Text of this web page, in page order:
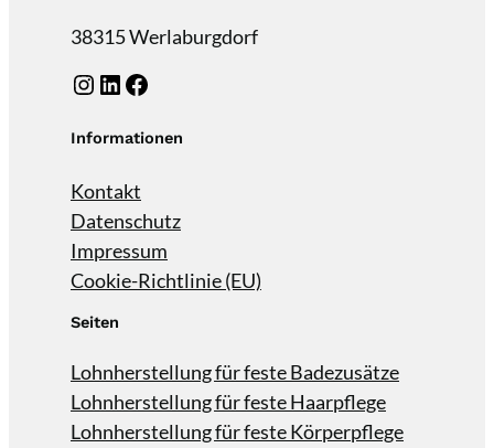
38315 Werlaburgdorf
Instagram Linkedin facebook
Informationen
Kontakt
Datenschutz
Impressum
Cookie-Richtlinie (EU)
Seiten
Lohnherstellung für feste Badezusätze
Lohnherstellung für feste Haarpflege
Lohnherstellung für feste Körperpflege